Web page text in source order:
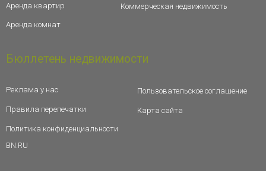
Аренда квартир
Аренда комнат
Коммерческая недвижимость
Бюллетень недвижимости
Реклама у нас
Правила перепечатки
Политика конфиденциальности
BN.RU
Пользовательское соглашение
Карта сайта